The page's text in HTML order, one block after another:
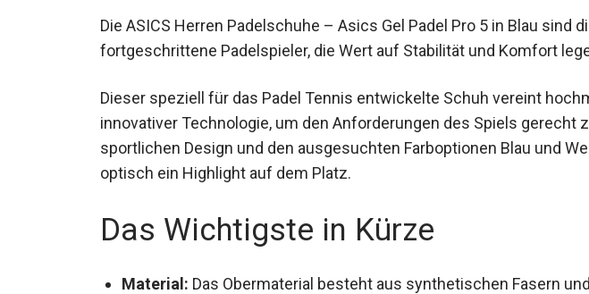
Die ASICS Herren Padelschuhe – Asics Gel Padel Pro 5 in Blau sind
fortgeschrittene Padelspieler, die Wert auf Stabilität und Komfort
Dieser speziell für das Padel Tennis entwickelte Schuh vereint
mit innovativer Technologie, um den Anforderungen des Spiels
seinem sportlichen Design und den ausgesuchten Farboptionen
Schuh auch optisch ein Highlight auf dem Platz.
Das Wichtigste in Kürze
Material: Das Obermaterial besteht aus synthetischen Fasern